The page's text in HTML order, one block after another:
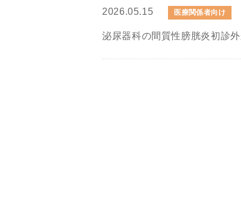
2026.05.15 医療関係者向け
泌尿器科の間質性膀胱炎初診